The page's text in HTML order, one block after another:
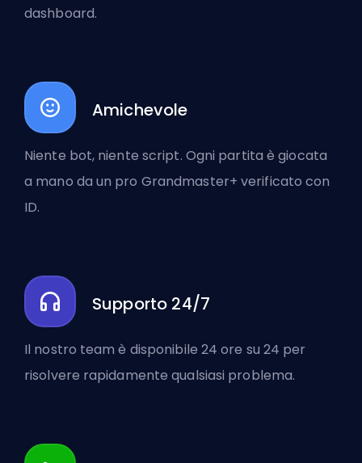
dashboard.
Amichevole
Niente bot, niente script. Ogni partita è giocata
a mano da un pro Grandmaster+ verificato con
ID.
Supporto 24/7
Il nostro team è disponibile 24 ore su 24 per
risolvere rapidamente qualsiasi problema.